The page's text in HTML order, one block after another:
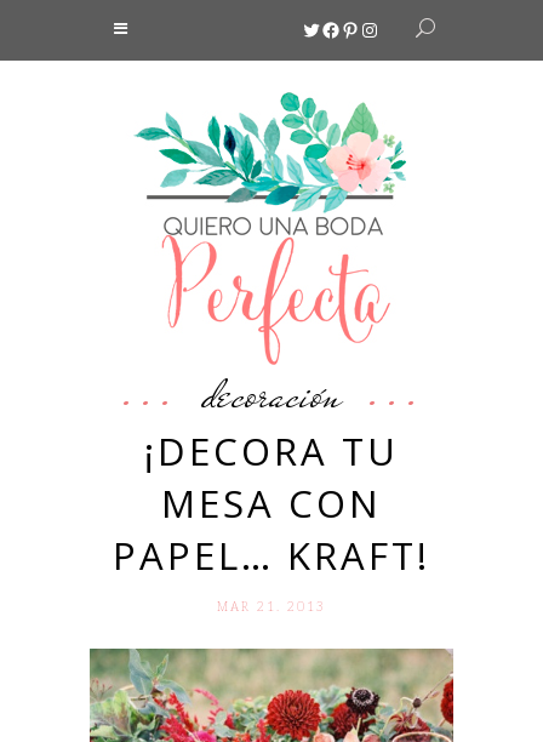
Twitter
Facebook
Pinterest
Instagram
decoración
¡DECORA TU
MESA CON
PAPEL… KRAFT!
MAR 21. 2013